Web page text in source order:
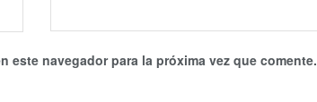
este navegador para la próxima vez que comente.